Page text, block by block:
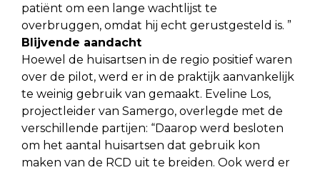
patiënt om een lange wachtlijst te
overbruggen, omdat hij echt gerustgesteld is. ”
Blijvende aandacht
Hoewel de huisartsen in de regio positief waren
over de pilot, werd er in de praktijk aanvankelijk
te weinig gebruik van gemaakt. Eveline Los,
projectleider van Samergo, overlegde met de
verschillende partijen: “Daarop werd besloten
om het aantal huisartsen dat gebruik kon
maken van de RCD uit te breiden. Ook werd er